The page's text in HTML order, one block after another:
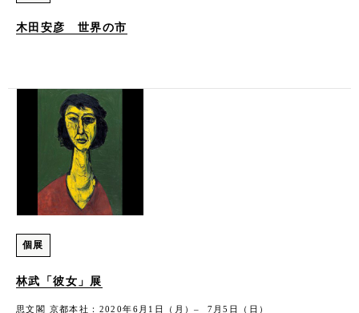
木田安彦 世界の市
個展
林武「彼女」展
思文閣 京都本社：2020年6月1日（月）– 7月5日（日）